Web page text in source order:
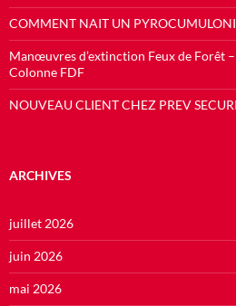
COMMENT NAIT UN
Manœuvres d’extinction Feux de Forêt
Colonne FDF
NOUVEAU CLIENT CHEZ PREV
ARCHIVES
juillet 2026
juin 2026
mai 2026